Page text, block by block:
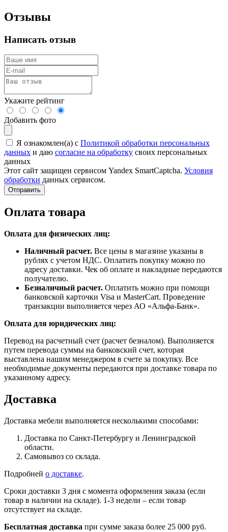
Отзывы
Написать отзыв
Укажите рейтинг
Добавить фото
Я ознакомлен(а) с Политикой обработки персональных
данных и даю согласие на обработку своих персональных
данных
Этот сайт защищен сервисом Yandex SmartCaptcha. Условия
обработки данных сервисом.
Отправить
Оплата товара
Оплата для физических лиц:
Наличный расчет. Все цены в магазине указаны в
рублях с учетом НДС. Оплатить покупку можно по
адресу доставки. Чек об оплате и накладные передаются
получателю.
Безналичный расчет. Оплатить можно при помощи
банковской карточки Visa и MasterCart. Проведение
транзакции выполняется через АО «Альфа-Банк».
Оплата для юридических лиц:
Перевод на расчетный счет (расчет безналом). Выполняется
путем перевода суммы на банковский счет, которая
выставлена нашим менеджером в счете за покупку. Все
необходимые документы передаются при доставке товара по
указанному адресу.
Доставка
Доставка мебели выполняется несколькими способами:
Доставка по Санкт-Петербургу и Ленинградской
области.
Самовывоз со склада.
Подробней о доставке.
Сроки доставки 3 дня с момента оформления заказа (если
товар в наличии на складе). 1-3 недели – если товар
отсутствует на складе.
Бесплатная доставка при сумме заказа более 25 000 руб.